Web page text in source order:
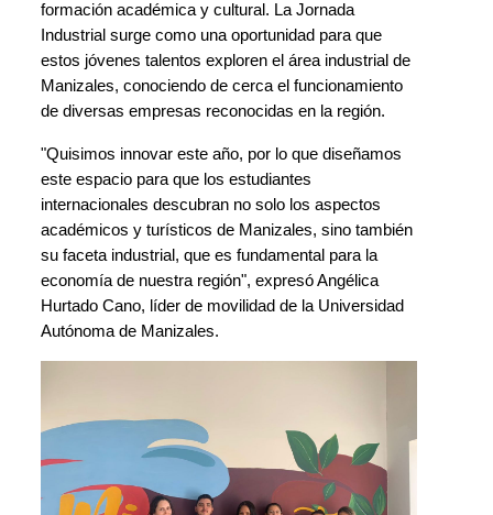
formación académica y cultural. La Jornada
Industrial surge como una oportunidad para que
estos jóvenes talentos exploren el área industrial de
Manizales, conociendo de cerca el funcionamiento
de diversas empresas reconocidas en la región.
"Quisimos innovar este año, por lo que diseñamos
este espacio para que los estudiantes
internacionales descubran no solo los aspectos
académicos y turísticos de Manizales, sino también
su faceta industrial, que es fundamental para la
economía de nuestra región", expresó Angélica
Hurtado Cano, líder de movilidad de la Universidad
Autónoma de Manizales.